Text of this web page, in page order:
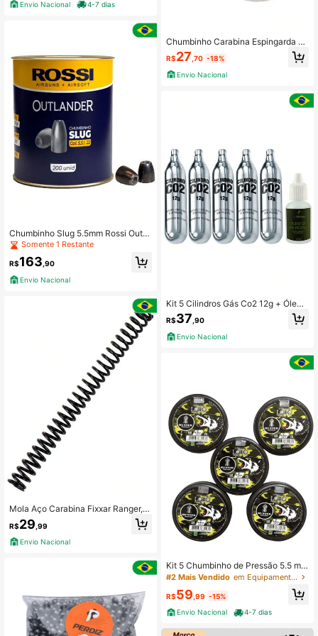
Envio Nacional 4-7 dias
Chumbinho Slug 5.5mm Rossi Outla
nder Caixa 200un P/ Carabina Rifle
Espingarda Pcp
Somente 1 Restante
R$163 ,90
Envio Nacional
Mola Aço Carabina Fixxar Ranger, Q
gk Black Diamond, Bam B2-4 ,Spa
LB600 4.5mm 5.5mm
R$29 ,99
Envio Nacional
Chumbinho Carabina Espingarda 5.
5mm 100un Corvo Búfalo Pesado
R$27 ,70 -18%
Envio Nacional
Kit 5 Cilindros Gás Co2 12g + Óleo
de Silicone
R$37 ,90
Envio Nacional
Kit 5 Chumbinho de Pressão 5.5 mm
Hunter Lobo
#2 Mais Vendido em Equipamentos e acessórios de caça
R$59 ,99 -15%
Envio Nacional
4-7 dias